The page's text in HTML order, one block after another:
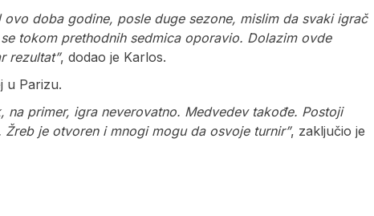
doba godine, posle duge sezone, mislim da svaki igrač
tokom prethodnih sedmica oporavio. Dolazim ovde
rezultat”, dodao je Karlos.
u Parizu.
na primer, igra neverovatno. Medvedev takođe. Postoji
je otvoren i mnogi mogu da osvoje turnir”, zaključio je